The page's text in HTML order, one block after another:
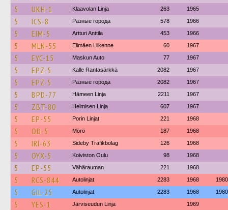
5 UKH-1 Klaavolan Linja 263 1965
5 ICS-8 Разные города 578 1966
5 EIM-5 Artturi Anttila 453 1966
5 MLN-55 Elimäen Liikenne 60 1967
5 EYC-15 Maskun Auto 77 1967
5 EPZ-5 Kalle Rantasärkkä 2082 1967
5 EPZ-5 Разные города 2082 1967
5 BPD-77 Hämeen Linja 2211 1967
5 ZBT-80 Helmisen Linja 607 1967
5 EP-55 Porin Linjat 221 1968
5 OD-5 Mörö 187 1968
5 IRI-63 Sideby Trafikbolag 126 1968
5 OYX-5 Koiviston Oulu 98 1968
5 EP-55 Vähärauman 221 1968
5 RCS-844 Autolinjat 2283 1968 1980
5 GIL-25 Autolinjat 2283 1968 1980
5 YES-1 Järviseudun Linja 1969